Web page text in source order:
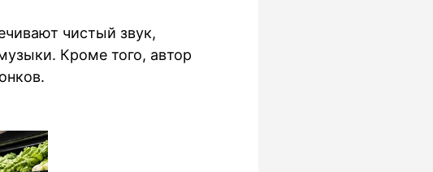
чистый звук,
Кроме того, автор